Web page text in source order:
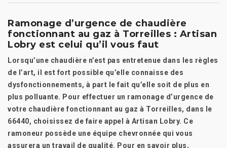
Ramonage d’urgence de chaudière
fonctionnant au gaz à Torreilles : Artisan
Lobry est celui qu’il vous faut
Lorsqu’une chaudière n’est pas entretenue dans les règles
de l’art, il est fort possible qu’elle connaisse des
dysfonctionnements, à part le fait qu’elle soit de plus en
plus polluante. Pour effectuer un ramonage d’urgence de
votre chaudière fonctionnant au gaz à Torreilles, dans le
66440, choisissez de faire appel à Artisan Lobry. Ce
ramoneur possède une équipe chevronnée qui vous
assurera un travail de qualité. Pour en savoir plus,